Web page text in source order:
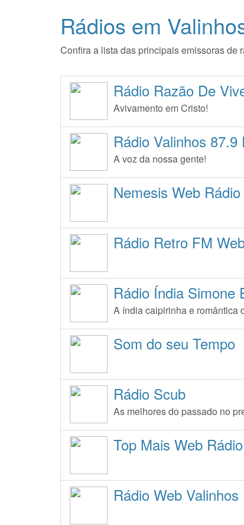
Rádios em
Confira a lista das principais emissoras de
Rádio Razão De
Avivamento em Cristo!
Rádio Valinhos 87.9
A voz da nossa gente!
Nemesis Web Rádio
Rádio Retro FM
Rádio Índia Simone
A índia caipirinha e romântica
Som do seu Tempo
Rádio Scub
As melhores do passado no
Top Mais Web Rádio
Rádio Web Valinhos